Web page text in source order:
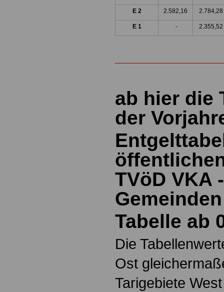
E 2 2.582,16 2.784,28
E 1 - 2.355,52
ab hier die
der
TVöD VKA
Gemeinden
Tabelle ab
Die
Ost
Tarigebiete